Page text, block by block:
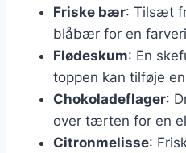
Friske bær: Tilsæt
blåbær for en
Flødeskum: En
toppen kan tilføje
Chokoladeflager:
over tærten for en
Citronmelisse: